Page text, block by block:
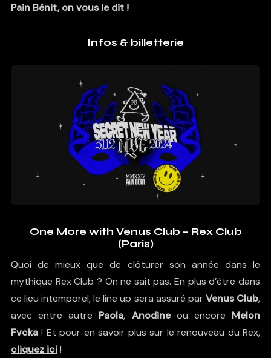
Pain Bénit, on vous le dit !
Infos & billetterie
One More with Venus Club – Rex Club
(Paris)
Quoi de mieux que de clôturer son année dans le
mythique Rex Club ? On ne sait pas. En plus d’être dans
ce lieu intemporel, le line up sera assuré parVenus Club,
avec entre autre Paola, Anodineou encore Melon
Fvcka! Et pour en savoir plus sur le renouveau du Rex,
cliquez ici!